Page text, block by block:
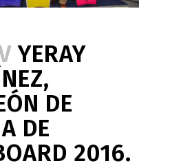
YERAY
DE
DE
2016.